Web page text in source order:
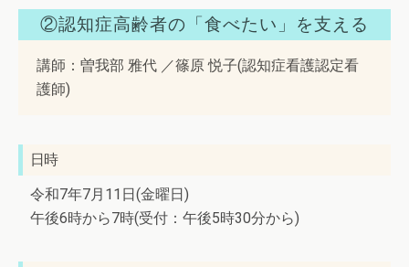
②認知症高齢者の「食べたい」を支える
講師：曽我部 雅代 ／篠原 悦子(認知症看護認定看
護師)
日時
令和7年7月11日(金曜日)
午後6時から7時(受付：午後5時30分から)